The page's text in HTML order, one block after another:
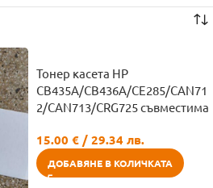
Тонер касета HP
CB435A/CB436A/CE285/CAN71
2/CAN713/CRG725 съвместима
15.00 € / 29.34 лв.
ДОБАВЯНЕ В КОЛИЧКАТА